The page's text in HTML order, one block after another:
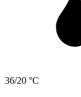
36/20 °C